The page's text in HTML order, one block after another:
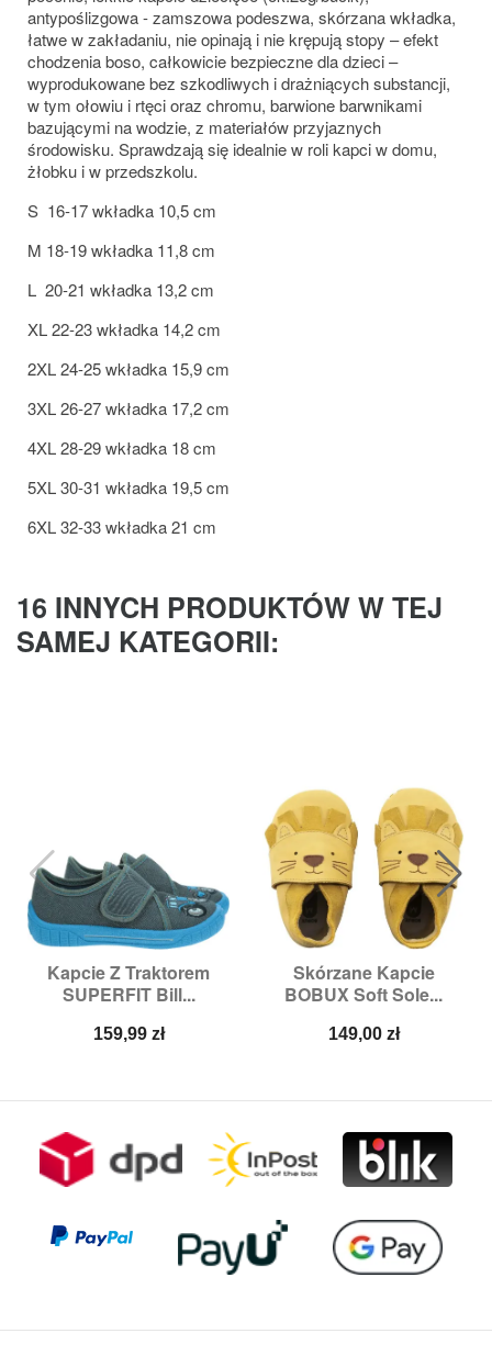
antypoślizgowa - zamszowa podeszwa, skórzana wkładka,
łatwe w zakładaniu, nie opinają i nie krępują stopy – efekt
chodzenia boso, całkowicie bezpieczne dla dzieci –
wyprodukowane bez szkodliwych i drażniących substancji,
w tym ołowiu i rtęci oraz chromu, barwione barwnikami
bazującymi na wodzie, z materiałów przyjaznych
środowisku. Sprawdzają się idealnie w roli kapci w domu,
żłobku i w przedszkolu.
S 16-17 wkładka 10,5 cm
M 18-19 wkładka 11,8 cm
L 20-21 wkładka 13,2 cm
XL 22-23 wkładka 14,2 cm
2XL 24-25 wkładka 15,9 cm
3XL 26-27 wkładka 17,2 cm
4XL 28-29 wkładka 18 cm
5XL 30-31 wkładka 19,5 cm
6XL 32-33 wkładka 21 cm
16 INNYCH PRODUKTÓW W TEJ
SAMEJ KATEGORII:
Kapcie Z Traktorem
SUPERFIT Bill...
Cena
159,99 zł
Skórzane Kapcie
BOBUX Soft Sole...
Cena
149,00 zł